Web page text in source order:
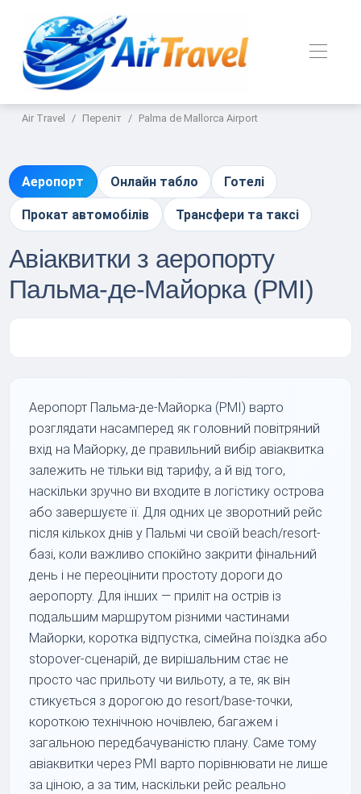
Air Travel Переліт Palma de Mallorca Airport
Аеропорт Онлайн табло Готелі
Прокат автомобілів Трансфери та таксі
Авіаквитки з аеропорту
Пальма-де-Майорка (PMI)
Аеропорт Пальма-де-Майорка (PMI) варто
розглядати насамперед як головний повітряний
вхід на Майорку, де правильний вибір авіаквитка
залежить не тільки від тарифу, а й від того,
наскільки зручно ви входите в логістику острова
або завершуєте її. Для одних це зворотний рейс
після кількох днів у Пальмі чи своїй beach/resort-
базі, коли важливо спокійно закрити фінальний
день і не переоцінити простоту дороги до
аеропорту. Для інших — приліт на острів із
подальшим маршрутом різними частинами
Майорки, коротка відпустка, сімейна поїздка або
stopover-сценарій, де вирішальним стає не
просто час прильоту чи вильоту, а те, як він
стикується з дорогою до resort/base-точки,
короткою технічною ночівлею, багажем і
загальною передбачуваністю плану. Саме тому
авіаквитки через PMI варто порівнювати не лише
за ціною, а за тим, наскільки рейс реально